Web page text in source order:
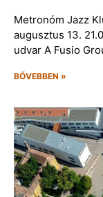
Metronóm Jazz
augusztus 13.
udvar A Fusio
BŐVEBBEN »